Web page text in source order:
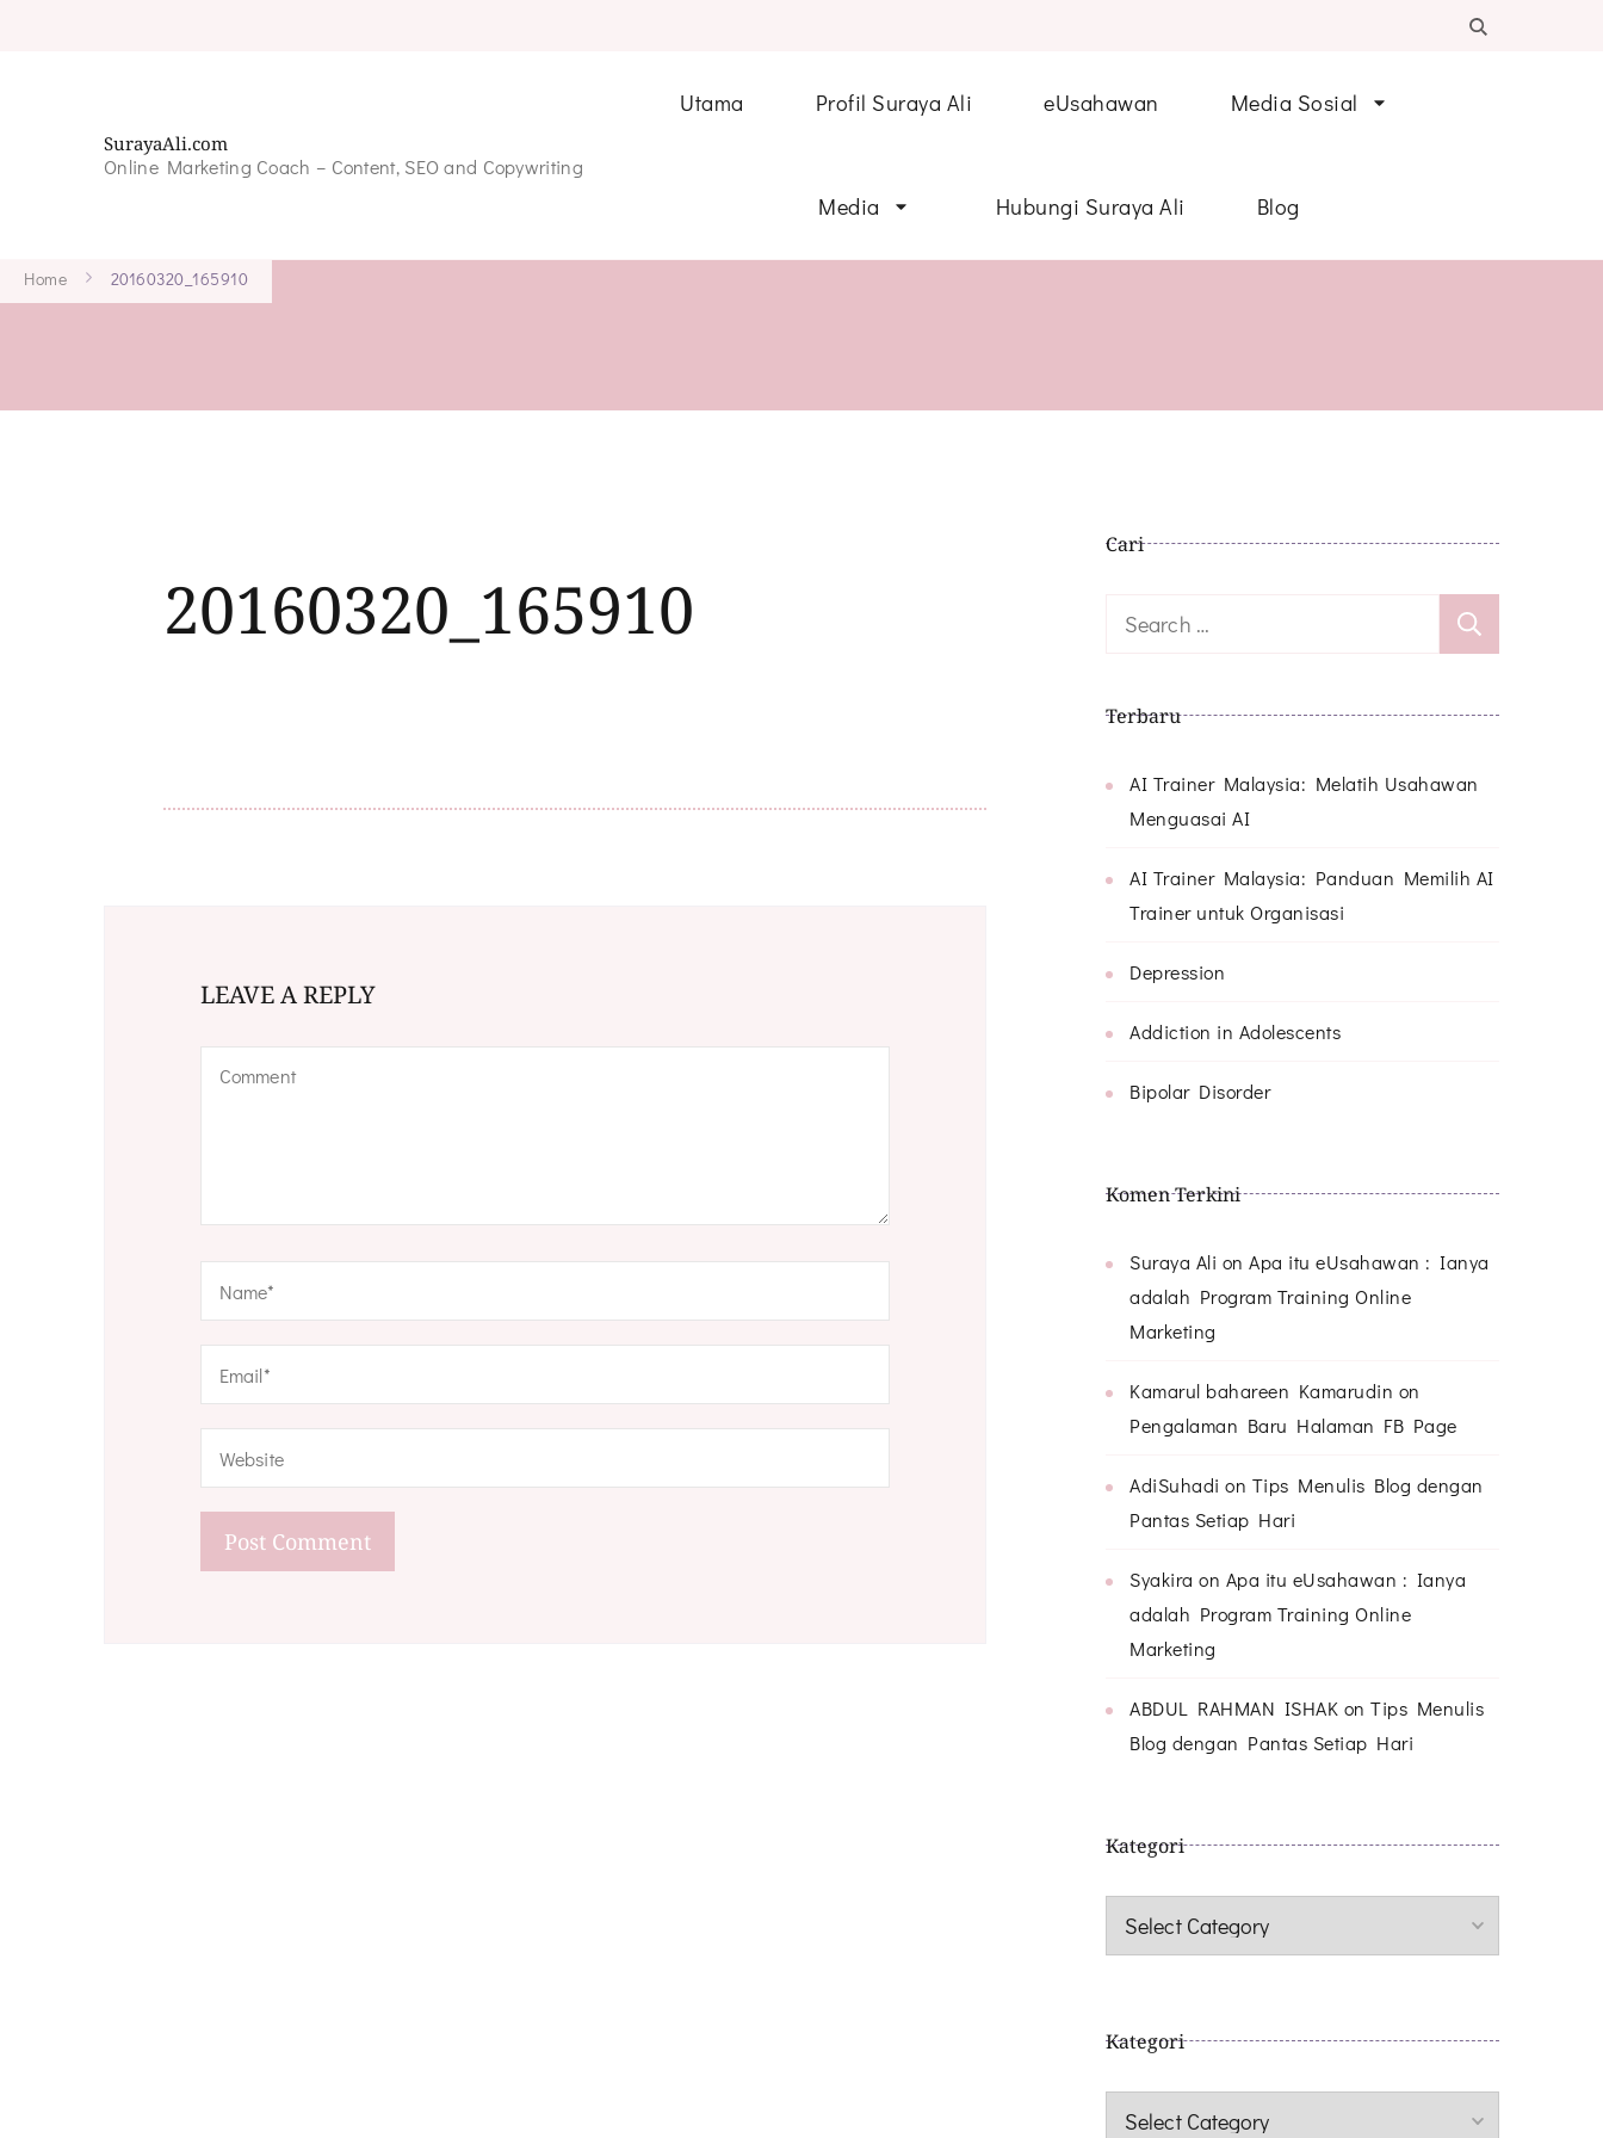
SurayaAli.com
Online Marketing Coach – Content, SEO and Copywriting
Utama Profil Suraya Ali eUsahawan Media Sosial
Media Hubungi Suraya Ali Blog
Home 20160320_165910
20160320_165910
LEAVE A REPLY
Cari
Search
Terbaru
AI Trainer Malaysia: Melatih Usahawan
Menguasai AI
AI Trainer Malaysia: Panduan Memilih AI
Trainer untuk Organisasi
Depression
Addiction in Adolescents
Bipolar Disorder
Komen Terkini
Suraya Ali on Apa itu eUsahawan : Ianya
adalah Program Training Online
Marketing
Kamarul bahareen Kamarudin on
Pengalaman Baru Halaman FB Page
AdiSuhadi on Tips Menulis Blog dengan
Pantas Setiap Hari
Syakira on Apa itu eUsahawan : Ianya
adalah Program Training Online
Marketing
ABDUL RAHMAN ISHAK on Tips Menulis
Blog dengan Pantas Setiap Hari
Kategori
Kategori
Kategori
Kategori